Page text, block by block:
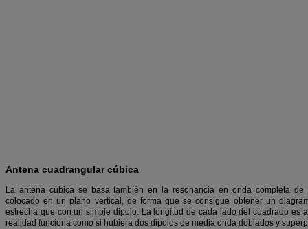
Antena cuadrangular cúbica
La antena cúbica se basa también en la resonancia en onda completa de
colocado en un plano vertical, de forma que se consigue obtener un
estrecha que con un simple dipolo. La longitud de cada lado del cuadrado es
realidad funciona como si hubiera dos dipolos de media onda doblados y